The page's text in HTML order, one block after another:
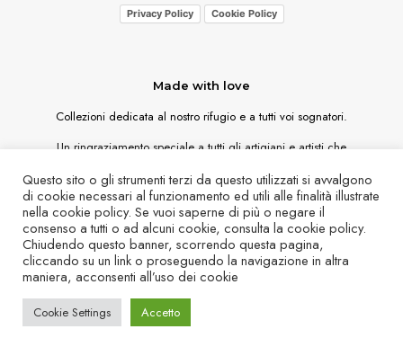
Privacy Policy Cookie Policy
Made with love
Collezioni dedicata al nostro rifugio e a tutti voi sognatori.
Un ringraziamento speciale a tutti gli artigiani e artisti che
© 2026 Shop Rifugio Quinto Alpini. All Rights Reserved.
Condizioni generali di vendita
Questo sito o gli strumenti terzi da questo utilizzati si avvalgono
di cookie necessari al funzionamento ed utili alle finalità illustrate
nella cookie policy. Se vuoi saperne di più o negare il
consenso a tutti o ad alcuni cookie, consulta la cookie policy.
Chiudendo questo banner, scorrendo questa pagina,
cliccando su un link o proseguendo la navigazione in altra
maniera, acconsenti all’uso dei cookie
Cookie Settings Accetto